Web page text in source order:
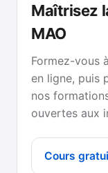
Maîtrisez
MAO
Formez-vous
en ligne, puis
nos
ouvertes aux
Cours